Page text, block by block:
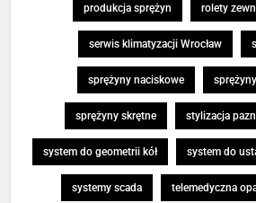
produkcja sprężyn rolety
serwis klimatyzacji Wrocław
sprężyny naciskowe
sprężyny skrętne stylizacja
system do geometrii kół system do
systemy scada telemedyczna